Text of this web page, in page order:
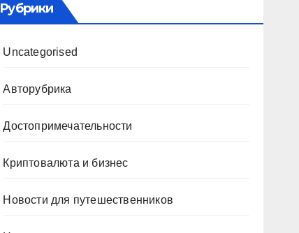
Рубрики
Uncategorised
Авторубрика
Достопримечательности
Криптовалюта и бизнес
Новости для путешественников